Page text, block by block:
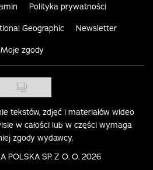
Polityka prywatności
Geographic Newsletter
Moje zgody
tekstów, zdjęć i materiałów wideo
w całości lub w części wymaga
zgody wydawcy.
POLSKA SP. Z O. O. 2026